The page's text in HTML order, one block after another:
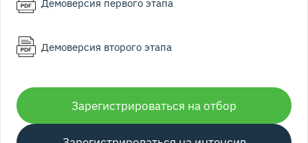
Демоверсия второго этапа
Зарегистрироваться на отбор